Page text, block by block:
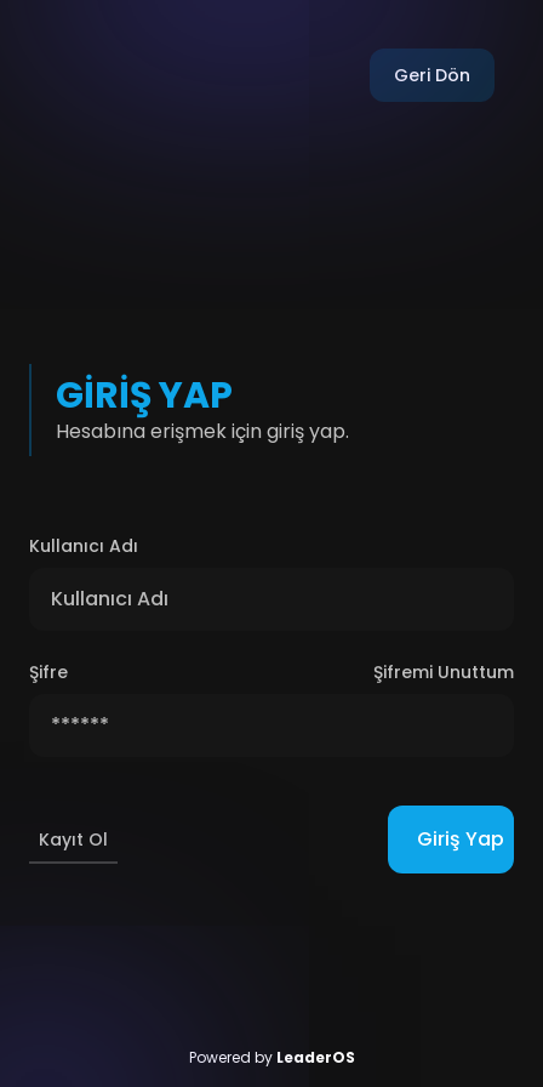
Geri Dön
GIRIŞ YAP
Hesabına erişmek için giriş yap.
Kullanıcı Adı
Şifre Şifremi Unuttum
Kayıt Ol Giriş Yap
Powered by LeaderOS